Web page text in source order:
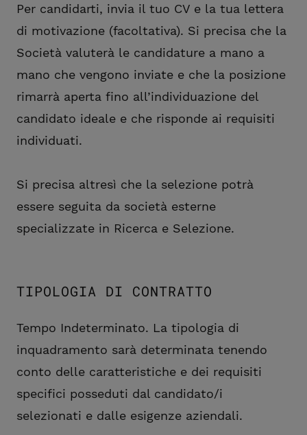
Per candidarti, invia il tuo CV e la tua lettera
di motivazione (facoltativa). Si precisa che la
Società valuterà le candidature a mano a
mano che vengono inviate e che la posizione
rimarrà aperta fino all’individuazione del
candidato ideale e che risponde ai requisiti
individuati.
Si precisa altresì che la selezione potrà
essere seguita da società esterne
specializzate in Ricerca e Selezione.
TIPOLOGIA DI CONTRATTO
Tempo Indeterminato. La tipologia di
inquadramento sarà determinata tenendo
conto delle caratteristiche e dei requisiti
specifici posseduti dal candidato/i
selezionati e dalle esigenze aziendali.